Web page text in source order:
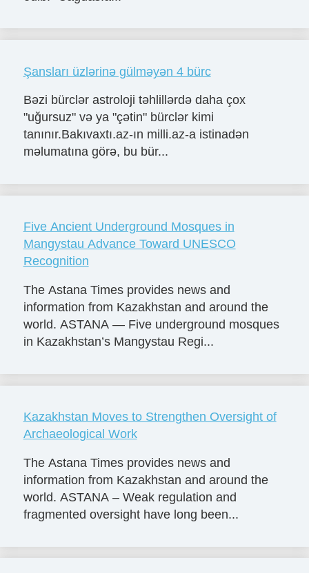
Şansları üzlərinə gülməyən 4 bürc
Bəzi bürclər astroloji təhlillərdə daha çox
"uğursuz" və ya "çətin" bürclər kimi
tanınır.Bakıvaxtı.az-ın milli.az-a istinadən
məlumatına görə, bu bür...
Five Ancient Underground Mosques in
Mangystau Advance Toward UNESCO
Recognition
The Astana Times provides news and
information from Kazakhstan and around the
world. ASTANA — Five underground mosques
in Kazakhstan’s Mangystau Regi...
Kazakhstan Moves to Strengthen Oversight of
Archaeological Work
The Astana Times provides news and
information from Kazakhstan and around the
world. ASTANA – Weak regulation and
fragmented oversight have long been...